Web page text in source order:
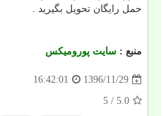
حمل رایگان تحویل بگیرید .
منبع : سایت پورومیکس
1396/11/29
16:42:01
5.0
/ 5